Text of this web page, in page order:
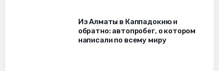
Из Алматы в Каппадокию и
обратно: автопробег, о котором
написали по всему миру